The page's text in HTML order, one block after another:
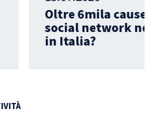
cause contro i
negli USA. E
Diritto d’autore
Separazioni e divorzi
Locazioni, sfratti